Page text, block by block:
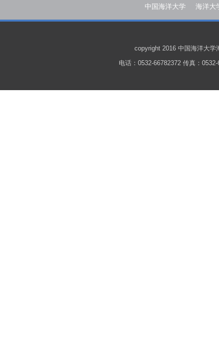
中国海洋大学 海洋大
copyright 2016 中国海洋大学
电话：0532-66782372 传真：